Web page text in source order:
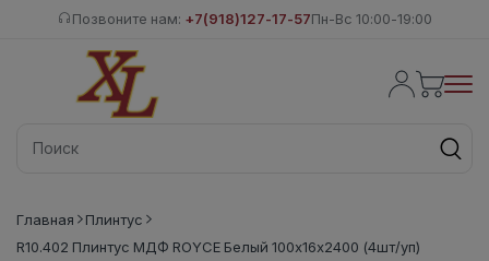
Позвоните нам: +7(918)127-17-57Пн-Вс 10:00-19:00
Главная
Плинтус
R10.402 Плинтус МДФ ROYCE Белый 100x16x2400 (4шт/уп)